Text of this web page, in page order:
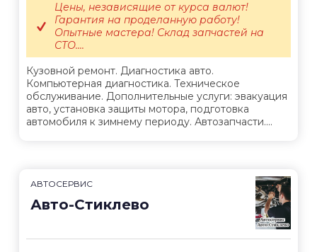
Кузовной ремонт. Диагностика авто.
Компьютерная диагностика. Техническое
обслуживание. Дополнительные услуги: эвакуация
авто, установка защиты мотора, подготовка
автомобиля к зимнему периоду. Автозапчасти....
Цены, независящие от курса валют!
Гарантия на проделанную работу!
Опытные мастера! Склад запчастей на
СТО....
АВТОСЕРВИС
Авто-Стиклево